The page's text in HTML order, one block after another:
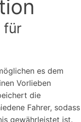
für
es dem
Vorlieben
die
Fahrer, sodass
gewährleistet ist.